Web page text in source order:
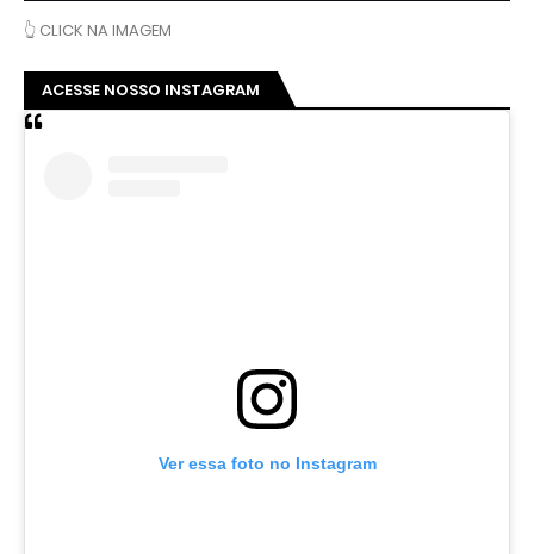
👆 CLICK NA IMAGEM
ACESSE NOSSO INSTAGRAM
Ver essa foto no Instagram